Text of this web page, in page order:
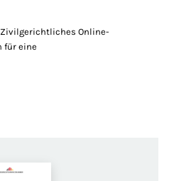
Zivilgerichtliches Online-
für eine